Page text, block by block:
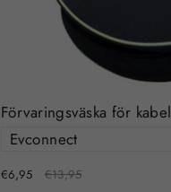
Förvaringsväska för kabel
€6,95 €13,95